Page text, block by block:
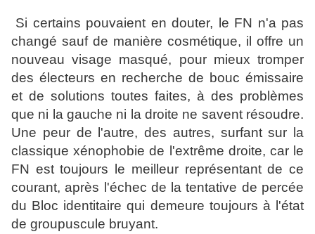
Si certains pouvaient en douter, le FN n'a pas
changé sauf de manière cosmétique, il offre un
nouveau visage masqué, pour mieux tromper
des électeurs en recherche de bouc émissaire
et de solutions toutes faites, à des problèmes
que ni la gauche ni la droite ne savent résoudre.
Une peur de l'autre, des autres, surfant sur la
classique xénophobie de l'extrême droite, car le
FN est toujours le meilleur représentant de ce
courant, après l'échec de la tentative de percée
du Bloc identitaire qui demeure toujours à l'état
de groupuscule bruyant.